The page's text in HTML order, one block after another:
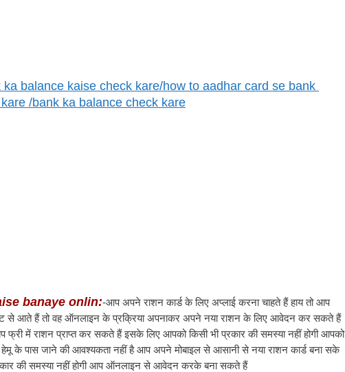
balance kaise check kare/how to aadhar card se bank
/bank ka balance check kare
banaye onlin:-आप अपने राशन कार्ड के लिए अप्लाई करना चाहते हैं हाय तो आप
से आते हैं तो वह ऑनलाइन के प्रक्रिया अपनाकर अपने नया राशन के लिए आवेदन कर सकते हैं
फ्री में राशन प्राप्त कर सकते हैं इसके लिए आपको किसी भी प्रकार की समस्या नहीं होगी आपको
हेमू के पास जाने की आवश्यकता नहीं है आप अपने मोबाइल से आसानी से नया राशन कार्ड बना सके
की समस्या नहीं होगी आप ऑनलाइन से आवेदन करके बना सकते हैं